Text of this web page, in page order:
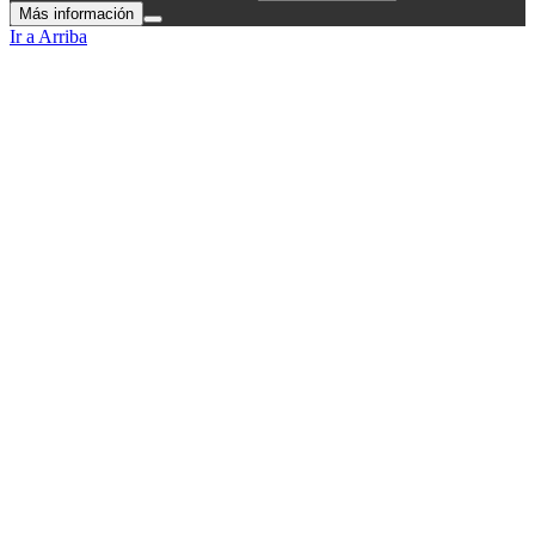
Más información
Ir a Arriba